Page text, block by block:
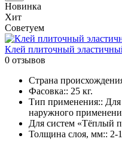
Новинка
Хит
Советуем
Клей плиточный
0 отзывов
Страна
Фасовка:: 25 кг.
Тип применения::
наружного
Для систем «Тёплый
Толщина слоя, мм:: 2-